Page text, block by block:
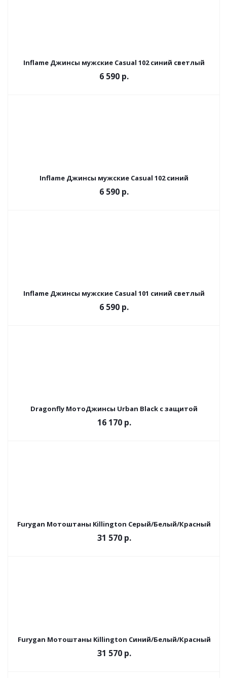
Inflame Джинсы мужские Casual 102 синий светлый
6 590 р.
Inflame Джинсы мужские Casual 102 синий
6 590 р.
Inflame Джинсы мужские Casual 101 синий светлый
6 590 р.
Dragonfly МотоДжинсы Urban Black с защитой
16 170 р.
Furygan Мотоштаны Killington Серый/Белый/Красный
31 570 р.
Furygan Мотоштаны Killington Синий/Белый/Красный
31 570 р.